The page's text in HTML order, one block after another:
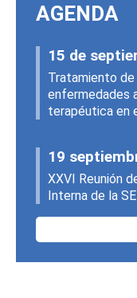
AGENDA
15 de
Tratamiento de
enfermedades
terapéutica en
19
XXVI Reunión
Interna de la